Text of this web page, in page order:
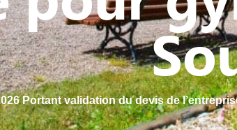
Portant validation du devis de